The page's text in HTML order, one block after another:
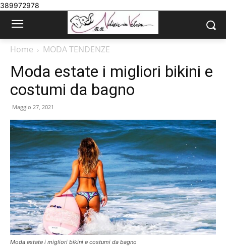
389972978
Home MODA TENDENZE
Moda estate i migliori bikini e
costumi da bagno
Maggio 27, 2021
Moda estate i migliori bikini e costumi da bagno